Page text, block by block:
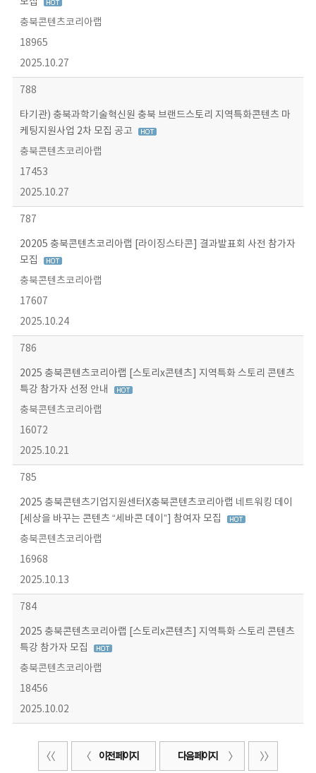
충북콘텐츠코리아랩
18965
2025.10.27
788
타기관) 충북과학기술혁신원 충북 브랜드스토리 지역특화콘텐츠 마
케팅지원사업 2차 모집 공고
충북콘텐츠코리아랩
17453
2025.10.27
787
20205 충북콘텐츠코리아랩 [라이징스타콘] 결과발표회 사전 참가자
모집
충북콘텐츠코리아랩
17607
2025.10.24
786
2025 충북콘텐츠코리아랩 [스토리x콘텐츠] 지역특화 스토리 콘텐츠
특강 참가자 선정 안내
충북콘텐츠코리아랩
16072
2025.10.21
785
2025 충북콘텐츠기업지원센터X충북콘텐츠코리아랩 네트워킹 데이
[세상을 바꾸는 콘텐츠 “세바콘 데이”] 참여자 모집
충북콘텐츠코리아랩
16968
2025.10.13
784
2025 충북콘텐츠코리아랩 [스토리x콘텐츠] 지역특화 스토리 콘텐츠
특강 참가자 모집
충북콘텐츠코리아랩
18456
2025.10.02
이전 페이지 다음 페이지